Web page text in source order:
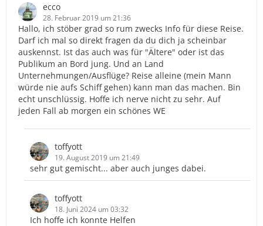
ecco
28. Februar 2019 um 21:36
Hallo, ich stöber grad so rum zwecks Info für diese Reise.
Darf ich mal so direkt fragen da du dich ja scheinbar
auskennst. Ist das auch was für "Ältere" oder ist das
Publikum an Bord jung. Und an Land
Unternehmungen/Ausflüge? Reise alleine (mein Mann
würde nie aufs Schiff gehen) kann man das machen. Bin
echt unschlüssig. Hoffe ich nerve nicht zu sehr. Auf
jeden Fall ab morgen ein schönes WE
toffyott
19. August 2019 um 21:49
sehr gut gemischt... aber auch junges dabei.
toffyott
18. Juni 2024 um 03:32
Ich hoffe ich konnte Helfen